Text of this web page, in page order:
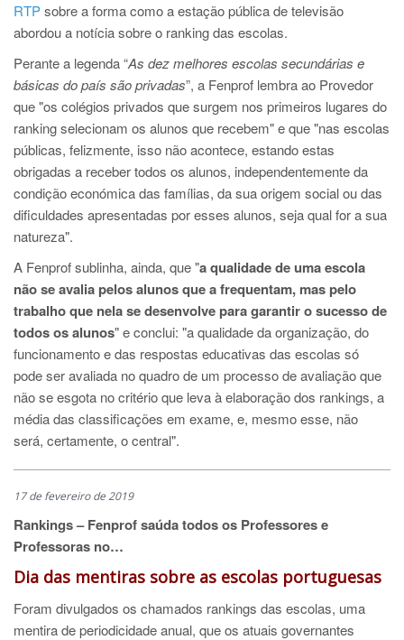
RTPsobre a forma como a estação pública de televisão
abordou a notícia sobre o ranking das escolas.
Perante a legenda “As dez melhores escolas secundárias e
básicas do país são privadas”, a Fenprof lembra ao Provedor
que "os colégios privados que surgem nos primeiros lugares do
ranking selecionam os alunos que recebem" e que "nas escolas
públicas, felizmente, isso não acontece, estando estas
obrigadas a receber todos os alunos, independentemente da
condição económica das famílias, da sua origem social ou das
dificuldades apresentadas por esses alunos, seja qual for a sua
natureza".
A Fenprof sublinha, ainda, que "a qualidade de uma escola
não se avalia pelos alunos que a frequentam, mas pelo
trabalho que nela se desenvolve para garantir o sucesso de
todos os alunos" e conclui: "a qualidade da organização, do
funcionamento e das respostas educativas das escolas só
pode ser avaliada no quadro de um processo de avaliação que
não se esgota no critério que leva à elaboração dos rankings, a
média das classificações em exame, e, mesmo esse, não
será, certamente, o central".
17 de fevereiro de 2019
Rankings – Fenprof saúda todos os Professores e
Professoras no…
Dia das mentiras sobre as escolas portuguesas
Foram divulgados os chamados rankings das escolas, uma
mentira de periodicidade anual, que os atuais governantes